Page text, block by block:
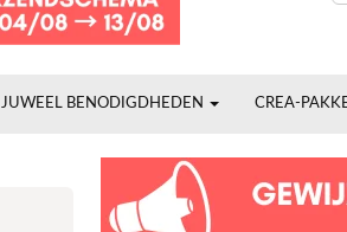
JUWEEL BENODIGDHEDEN CREA-